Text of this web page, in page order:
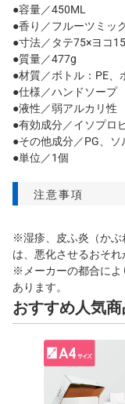
●容量／450ML
●香り／フルーツミッ
●寸法／タテ75×ヨコ
●質量／477g
●材質／ボトル：PE、
●仕様／ハンドソープ
●液性／弱アルカリ性
●有効成分／イソプロ
●その他成分／PG、
●単位／1個
注意事項
※湿疹、皮ふ炎（かぶ
は、悪化させるおそ
※メーカーの都合によ
あります。
おすすめ人気